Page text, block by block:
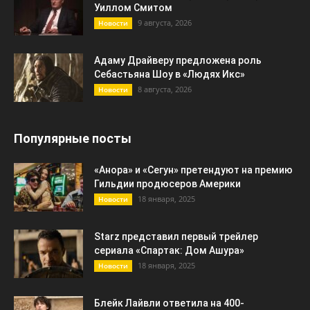
Уиллом Смитом
Новости 9 августа, 2026
Адаму Драйверу предложена роль
Себастьяна Шоу в «Людях Икс»
Новости 8 августа, 2026
Популярные посты
«Анора» и «Сегун» претендуют на премию
Гильдии продюсеров Америки
Новости 18 января, 2025
Starz представил первый трейлер
сериала «Спартак: Дом Ашура»
Новости 18 января, 2025
Блейк Лайвли ответила на 400-